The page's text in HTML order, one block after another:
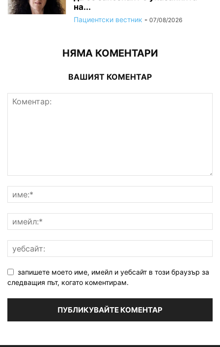
на...
Пациентски вестник - 07/08/2026
НЯМА КОМЕНТАРИ
ВАШИЯТ КОМЕНТАР
запишете моето име, имейл и уебсайт в този браузър за
следващия път, когато коментирам.